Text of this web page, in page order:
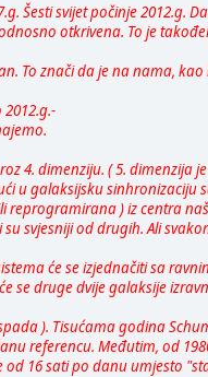
Šesti svijet počinje 2012.g.
otkrivena. To je
To znači da je na nama,
4. dimenziju. ( 5. dimenzija
u galaksijsku sinhronizaciju
reprogramirana ) iz centra
svjesniji od drugih. Ali
će se izjednačiti sa
se druge dvije galaksije
). Tisućama godina
referencu. Međutim, od
16 sati po danu umjesto